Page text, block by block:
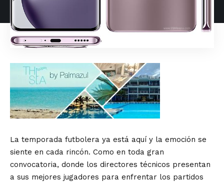
La temporada futbolera ya está aquí y la emoción se
siente en cada rincón. Como en toda gran
convocatoria, donde los directores técnicos presentan
a sus mejores jugadores para enfrentar los partidos